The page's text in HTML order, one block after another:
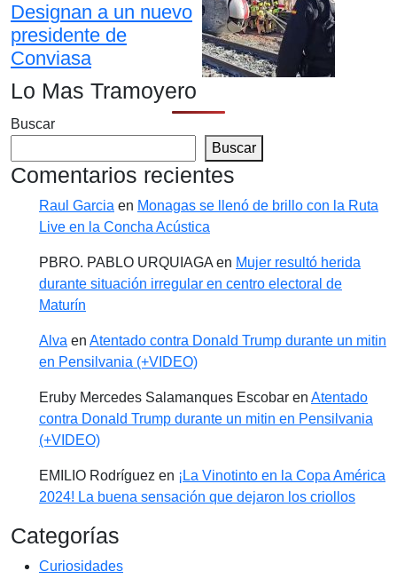
Designan a un nuevo
presidente de
Conviasa
Lo Mas Tramoyero
Buscar
Buscar
Comentarios recientes
Raul Garcia en Monagas se llenó de brillo con la Ruta
Live en la Concha Acústica
PBRO. PABLO URQUIAGA en Mujer resultó herida
durante situación irregular en centro electoral de
Maturín
Alva en Atentado contra Donald Trump durante un mitin
en Pensilvania (+VIDEO)
Eruby Mercedes Salamanques Escobar en Atentado
contra Donald Trump durante un mitin en Pensilvania
(+VIDEO)
EMILIO Rodríguez en ¡La Vinotinto en la Copa América
2024! La buena sensación que dejaron los criollos
Categorías
Curiosidades